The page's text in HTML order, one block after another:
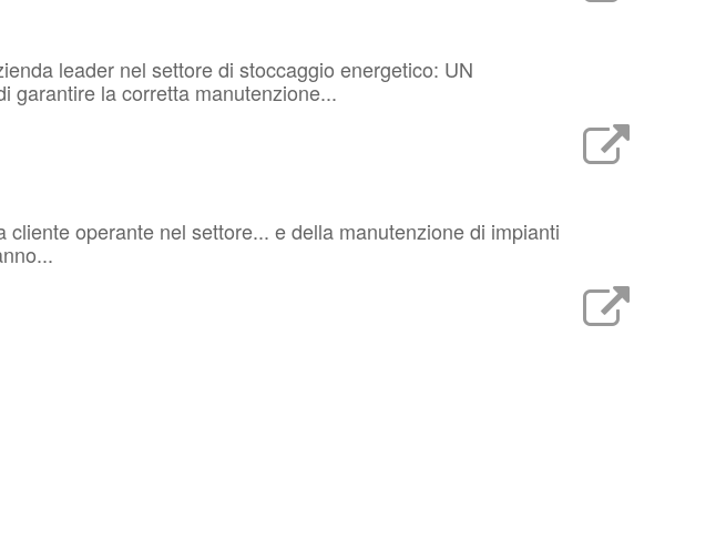
leader nel settore di stoccaggio energetico: UN
garantire la corretta manutenzione...
operante nel settore... e della manutenzione di impianti